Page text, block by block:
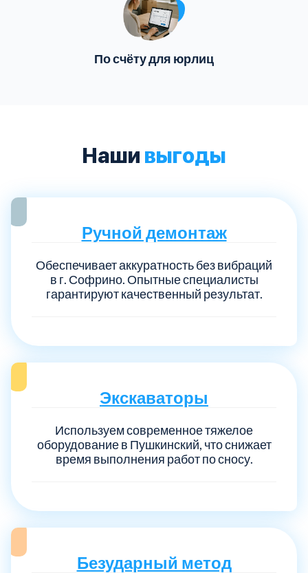
По счёту для юрлиц
Наши выгоды
Ручной демонтаж
Обеспечивает аккуратность без вибраций
в г. Софрино. Опытные специалисты
гарантируют качественный результат.
Экскаваторы
Используем современное тяжелое
оборудование в Пушкинский, что снижает
время выполнения работ по сносу.
Безударный метод